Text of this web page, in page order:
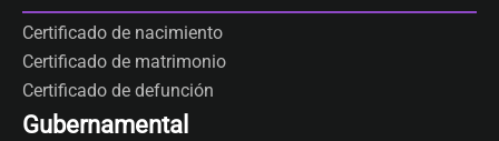
Certificado de nacimiento
Certificado de matrimonio
Certificado de defunción
Gubernamental